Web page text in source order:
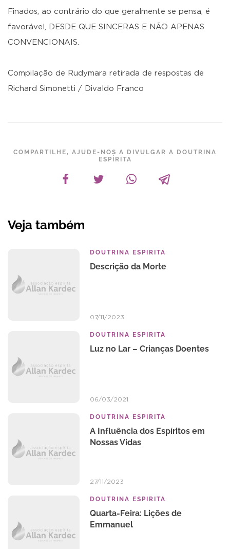
Finados, ao contrário do que geralmente se pensa, é
favorável, DESDE QUE SINCERAS E NÃO APENAS
CONVENCIONAIS.
Compilação de Rudymara retirada de respostas de
Richard Simonetti / Divaldo Franco
COMPARTILHE, AJUDE-NOS A DIVULGAR A DOUTRINA
ESPÍRITA
Veja também
DOUTRINA ESPIRITA
Descrição da Morte
07/11/2023
DOUTRINA ESPIRITA
Luz no Lar – Crianças Doentes
06/03/2021
DOUTRINA ESPIRITA
A Influência dos Espíritos em
Nossas Vidas
27/11/2023
DOUTRINA ESPIRITA
Quarta-Feira: Lições de
Emmanuel